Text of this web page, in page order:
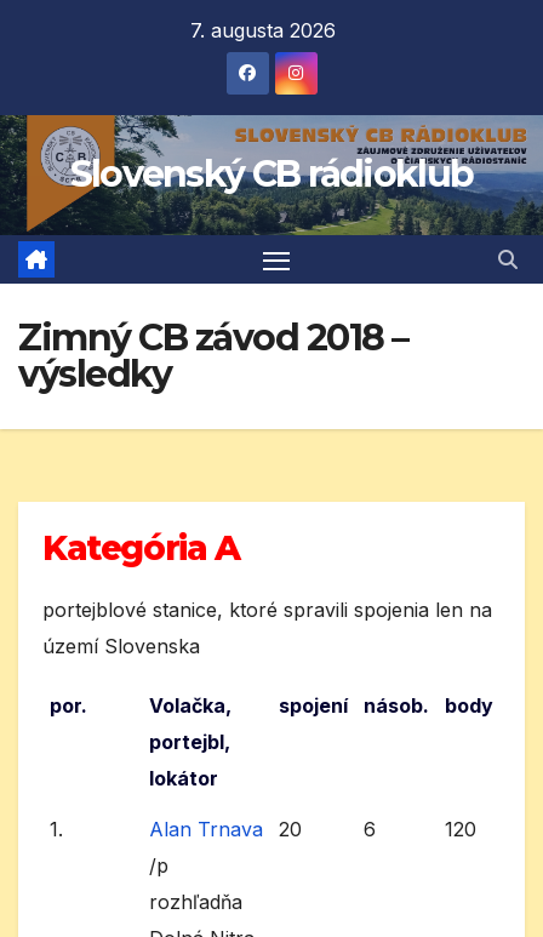
7. augusta 2026
Slovenský CB rádioklub
Zimný CB závod 2018 –
výsledky
Kategória A
portejblové stanice, ktoré spravili spojenia len na
území Slovenska
por.
Volačka,
portejbl,
lokátor
spojení násob. body
1.
Alan Trnava
/p
rozhľadňa
20 6 120